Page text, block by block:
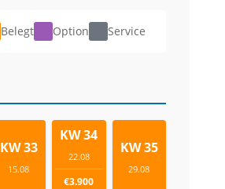
Belegt Option Service
KW 33
15.08
KW 34
22.08
€3.900
KW 35
29.08